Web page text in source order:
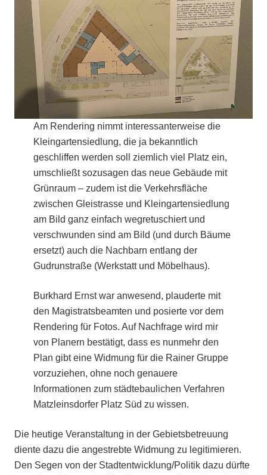
Am Rendering nimmt interessanterweise die
Kleingartensiedlung, die ja bekanntlich
geschliffen werden soll ziemlich viel Platz ein,
umschließt sozusagen das neue Gebäude mit
Grünraum – zudem ist die Verkehrsfläche
zwischen Gleistrasse und Kleingartensiedlung
am Bild ganz einfach wegretuschiert und
verschwunden sind am Bild (und durch Bäume
ersetzt) auch die Nachbarn entlang der
Gudrunstraße (Werkstatt und Möbelhaus).
Burkhard Ernst war anwesend, plauderte mit
den Magistratsbeamten und posierte vor dem
Rendering für Fotos. Auf Nachfrage wird mir
von Planern bestätigt, dass es nunmehr den
Plan gibt eine Widmung für die Rainer Gruppe
vorzuziehen, ohne noch genauere
Informationen zum städtebaulichen Verfahren
Matzleinsdorfer Platz Süd zu wissen.
Die heutige Veranstaltung in der Gebietsbetreuung
diente dazu die angestrebte Widmung zu legitimieren.
Den Segen von der Stadtentwicklung/Politik dazu dürfte